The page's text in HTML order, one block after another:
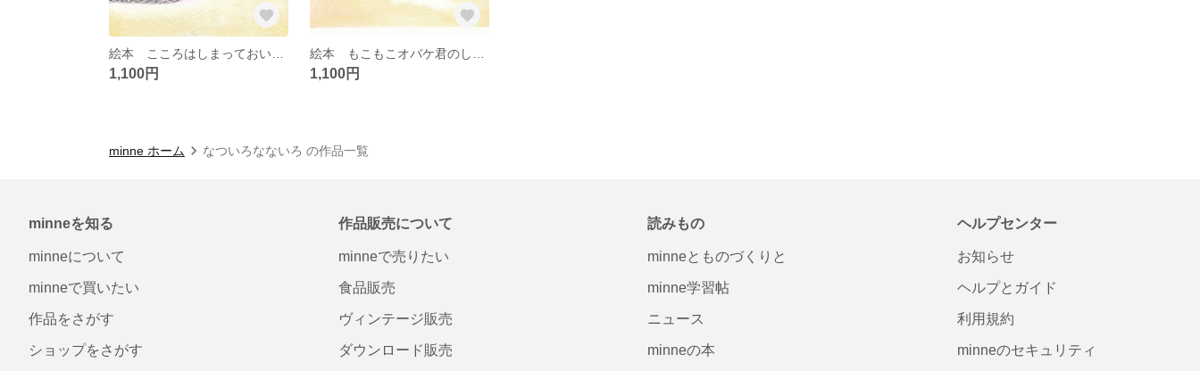
1,100円 1,100円
minne ホーム なついろなないろ の作品一覧
minneを知る
minneについて
minneで買いたい
作品をさがす
ショップをさがす
作品販売について
minneで売りたい
食品販売
ヴィンテージ販売
ダウンロード販売
読みもの
minneとものづくりと
minne学習帖
ニュース
minneの本
ヘルプセンター
お知らせ
ヘルプとガイド
利用規約
minneのセキュリティ